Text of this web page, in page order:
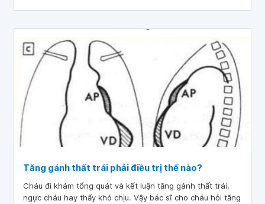
Tăng gánh thất trái phải điều trị thế nào?
Cháu đi khám tổng quát và kết luận tăng gánh thất trái,
ngực cháu hay thấy khó chịu. Vậy bác sĩ cho cháu hỏi tăng